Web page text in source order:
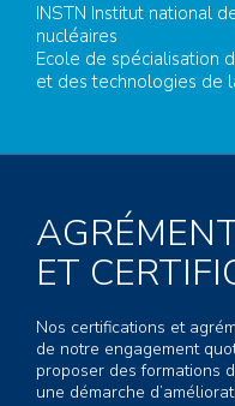
INSTN Institut national
nucléaires
Ecole de spécialisation
et des technologies de
ET
Nos certifications et
de notre engagement
proposer des formations
une démarche